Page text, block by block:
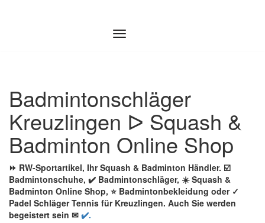
Badmintonschläger
Kreuzlingen ᐅ Squash &
Badminton Online Shop
⏩ RW-Sportartikel, Ihr Squash & Badminton Händler. ☑️
Badmintonschuhe, ✔️ Badmintonschläger, ☀️ Squash &
Badminton Online Shop, ⭐ Badmintonbekleidung oder ✓
Padel Schläger Tennis für Kreuzlingen. Auch Sie werden
begeistert sein ✉ ✔️.